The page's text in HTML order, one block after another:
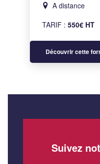
A distance
TARIF :550€ HT
Découvrir cette
Suivez